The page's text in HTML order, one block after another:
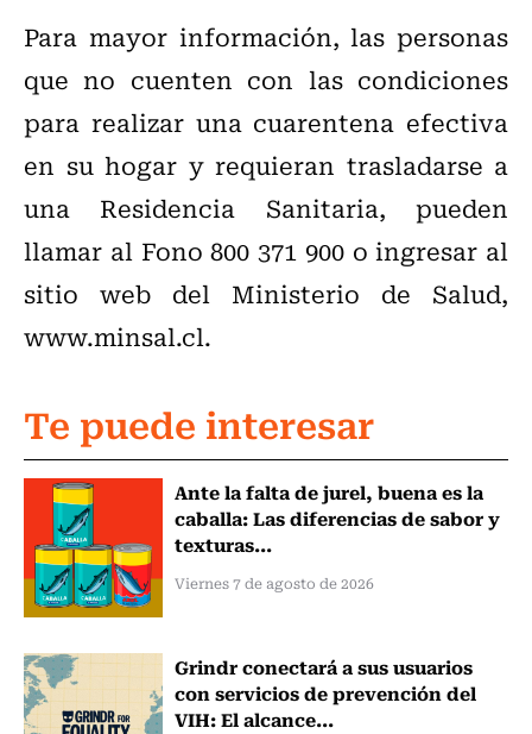
Para mayor información, las personas
que no cuenten con las condiciones
para realizar una cuarentena efectiva
en su hogar y requieran trasladarse a
una Residencia Sanitaria, pueden
llamar al Fono 800 371 900 o ingresar al
sitio web del Ministerio de Salud,
www.minsal.cl.
Te puede interesar
Ante la falta de jurel, buena es la
caballa: Las diferencias de sabor y
texturas...
Viernes 7 de agosto de 2026
Grindr conectará a sus usuarios
con servicios de prevención del
VIH: El alcance...